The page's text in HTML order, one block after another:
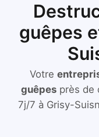
guêpes
Votre
guêpes près de
7j/7 à Grisy-